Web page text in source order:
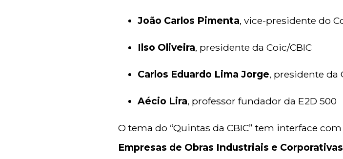
João Carlos Pimenta, vice-presidente do
Ilso Oliveira, presidente da Coic/CBIC
Carlos Eduardo Lima Jorge, presidente da
Aécio Lira, professor fundador da E2D 500
O tema do “Quintas da CBIC” tem interface
Empresas de Obras Industriais e